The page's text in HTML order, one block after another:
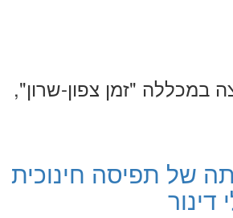
במכללה "זמן צפון-שרון",
של תפיסה חינוכית